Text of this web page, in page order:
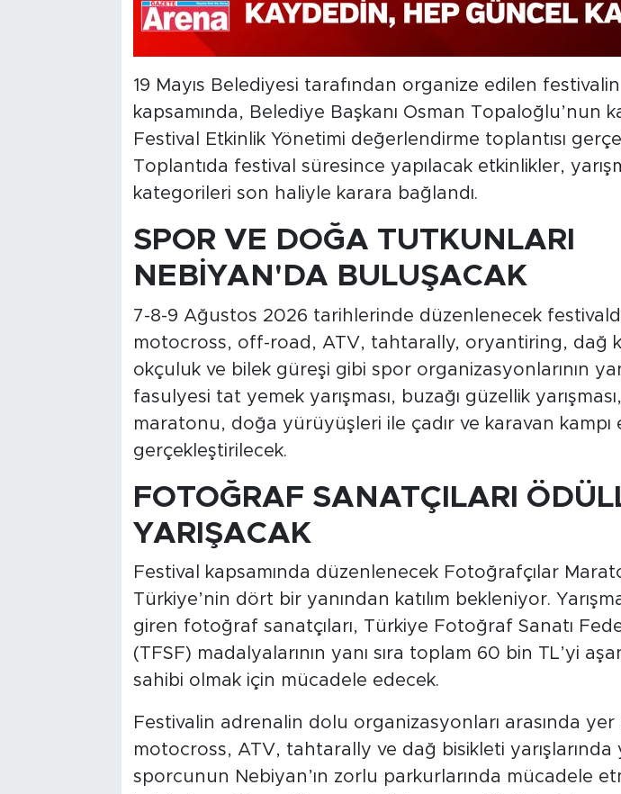
19 Mayıs Belediyesi tarafından organize edilen festivalin
kapsamında, Belediye Başkanı Osman Topaloğlu’nun
Festival Etkinlik Yönetimi değerlendirme toplantısı
Toplantıda festival süresince yapılacak etkinlikler,
kategorileri son haliyle karara bağlandı.
SPOR VE DOĞA TUTKUNLARI
NEBİYAN'DA BULUŞACAK
7-8-9 Ağustos 2026 tarihlerinde düzenlenecek
motocross, off-road, ATV, tahtarally, oryantiring, dağ
okçuluk ve bilek güreşi gibi spor organizasyonlarının
fasulyesi tat yemek yarışması, buzağı güzellik
maratonu, doğa yürüyüşleri ile çadır ve karavan kampı
gerçekleştirilecek.
FOTOĞRAF SANATÇILARI
YARIŞACAK
Festival kapsamında düzenlenecek Fotoğrafçılar
Türkiye’nin dört bir yanından katılım bekleniyor.
giren fotoğraf sanatçıları, Türkiye Fotoğraf Sanatı
(TFSF) madalyalarının yanı sıra toplam 60 bin TL’yi
sahibi olmak için mücadele edecek.
Festivalin adrenalin dolu organizasyonları arasında
motocross, ATV, tahtarally ve dağ bisikleti yarışlarında
sporcunun Nebiyan’ın zorlu parkurlarında mücadele